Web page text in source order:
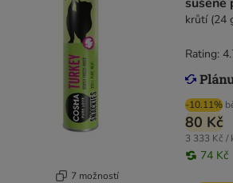
7 možností
krůtí (24
-10.11%
80 Kč
3 333 Kč /
74 Kč
Rating: